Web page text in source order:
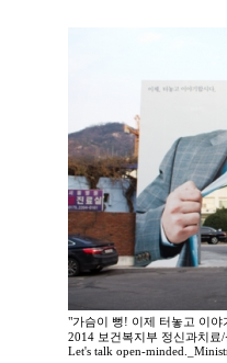
"가슴이 뻥! 이제 터놓고 이야
2014 보건복지부 정신과치료
Let's talk open-